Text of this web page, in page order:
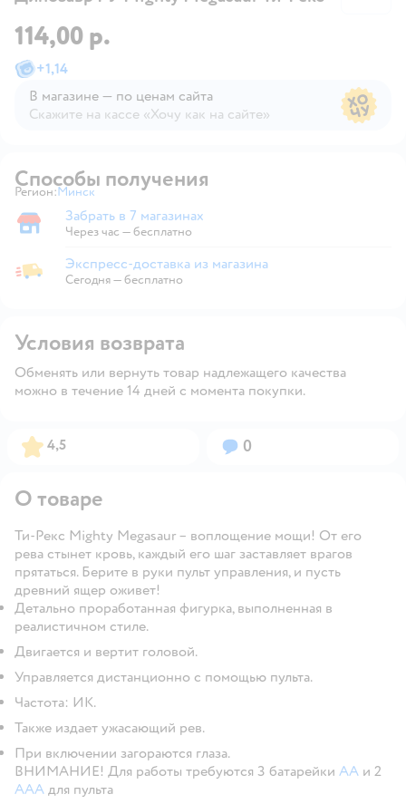
114,00 р.
+1,14
В магазине — по ценам сайта
Скажите на кассе «Хочу как на сайте»
Способы получения
Регион: Выбор адреса доставки.
Минск
Забрать в магазине
Забрать в 7 магазинах
Через час — бесплатно
Экспресс-доставка из магазина
Экспресс-доставка из магазина
Сегодня—бесплатно
Условия возврата
Обменять или вернуть товар надлежащего качества
можно в течение 14 дней с момента покупки.
Рейтинг:
4,5 Вопросов:
0
О товаре
Ти-Рекс Mighty Megasaur – воплощение мощи! От его
рева стынет кровь, каждый его шаг заставляет врагов
прятаться. Берите в руки пульт управления, и пусть
древний ящер оживет!
Детально проработанная фигурка, выполненная в
реалистичном стиле.
Двигается и вертит головой.
Управляется дистанционно с помощью пульта.
Частота: ИК.
Также издает ужасающий рев.
При включении загораются глаза.
ВНИМАНИЕ! Для работы требуются 3 батарейки АА и 2
ААА для пульта